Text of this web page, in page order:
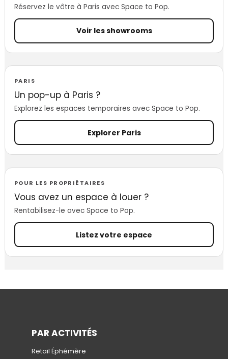
Réservez le vôtre à Paris avec Space to Pop.
Voir les showrooms
PARIS
Un pop-up à Paris ?
Explorez les espaces temporaires avec Space to Pop.
Explorer Paris
POUR LES PROPRIÉTAIRES
Vous avez un espace à louer ?
Rentabilisez-le avec Space to Pop.
Listez votre espace
PAR ACTIVITÉS
Retail Éphémère